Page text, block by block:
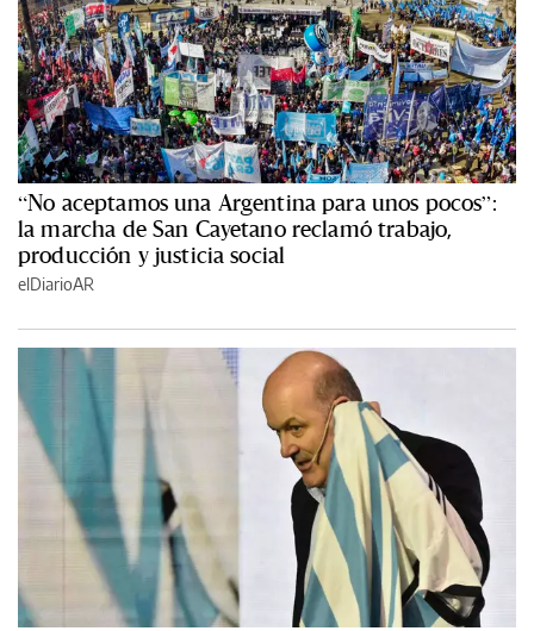
“No aceptamos una Argentina para unos pocos”:
la marcha de San Cayetano reclamó trabajo,
producción y justicia social
elDiarioAR